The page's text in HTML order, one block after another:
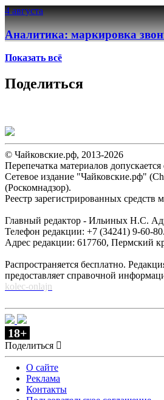
4 августа
Аналитика: маркировка
Показать всё
Поделиться
© Чайковские.рф, 2013-2026
Перепечатка материалов
Сетевое издание "Чайковские.рф"
(Роскомнадзор).
Реестр зарегистрированных
Главный редактор - Ильиных Н.С.
Телефон редакции: +7 (34241) 9-60-80.
Адрес редакции: 617760, Пермский
Распространяется бесплатно.
предоставляет справочной
kolec-onlajn
18+
Поделиться
О сайте
Реклама
Контакты